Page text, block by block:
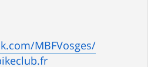
MBFVosges/